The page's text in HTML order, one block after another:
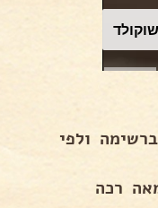
ולפי
רכה